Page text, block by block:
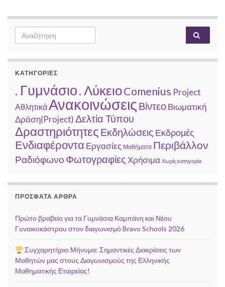
Search
for:
ΚΑΤΗΓΟΡΙΕΣ
. Γυμνάσιο. ΛύκειοComenius Project
ΑθλητικάΑνακοινώσεις Βίντεο Βιωματική
Δράση(Project) Δελτία Τύπου
Δραστηριότητες Εκδηλώσεις Εκδρομές
Ενδιαφέροντα Εργασίες Μαθήματα Περιβάλλον
Ραδιόφωνο Φωτογραφίες Χρήσιμα Χωρίς κατηγορία
ΠΡΌΣΦΑΤΑ ΆΡΘΡΑ
Πρώτο βραβείο για τα Γυμνάσια Καμπάνη και Νέου
Γυναικοκάστρου στον διαγωνισμό Bravo Schools 2026
Συγχαρητήριο Μήνυμα: Σημαντικές Διακρίσεις των
Μαθητών μας στους Διαγωνισμούς της Ελληνικής
Μαθηματικής Εταιρείας!